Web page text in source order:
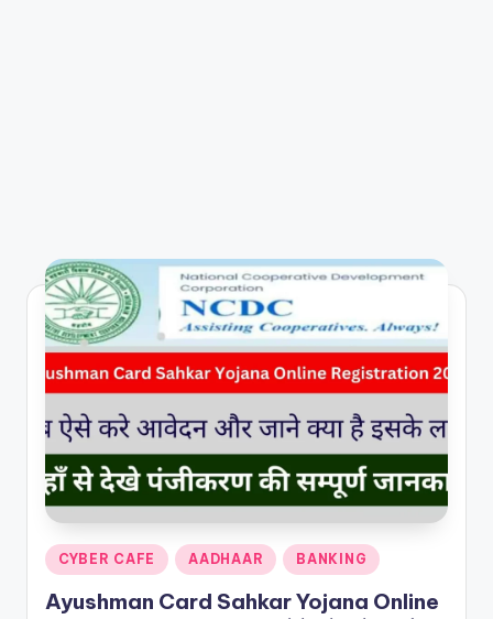
Posted
in
CYBER CAFE AADHAAR BANKING
Ayushman Card Sahkar Yojana Online